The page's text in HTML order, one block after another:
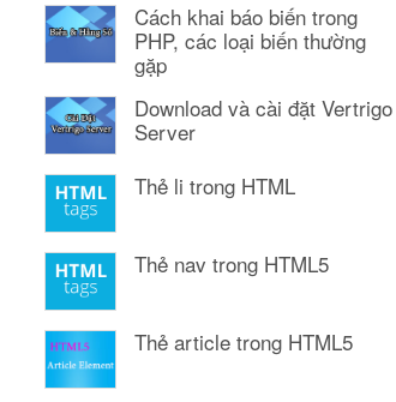
Cách khai báo biến trong
PHP, các loại biến thường
gặp
Download và cài đặt Vertrigo
Server
Thẻ li trong HTML
Thẻ nav trong HTML5
Thẻ article trong HTML5